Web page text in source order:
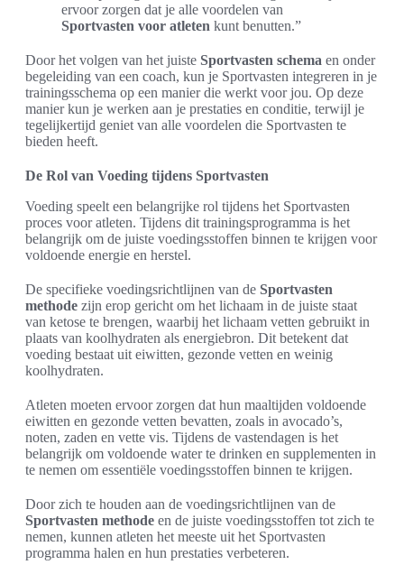
ervoor zorgen dat je alle voordelen van
Sportvasten voor atleten kunt benutten.”
Door het volgen van het juiste Sportvasten schema en onder
begeleiding van een coach, kun je Sportvasten integreren in je
trainingsschema op een manier die werkt voor jou. Op deze
manier kun je werken aan je prestaties en conditie, terwijl je
tegelijkertijd geniet van alle voordelen die Sportvasten te
bieden heeft.
De Rol van Voeding tijdens Sportvasten
Voeding speelt een belangrijke rol tijdens het Sportvasten
proces voor atleten. Tijdens dit trainingsprogramma is het
belangrijk om de juiste voedingsstoffen binnen te krijgen voor
voldoende energie en herstel.
De specifieke voedingsrichtlijnen van de Sportvasten
methode zijn erop gericht om het lichaam in de juiste staat
van ketose te brengen, waarbij het lichaam vetten gebruikt in
plaats van koolhydraten als energiebron. Dit betekent dat
voeding bestaat uit eiwitten, gezonde vetten en weinig
koolhydraten.
Atleten moeten ervoor zorgen dat hun maaltijden voldoende
eiwitten en gezonde vetten bevatten, zoals in avocado’s,
noten, zaden en vette vis. Tijdens de vastendagen is het
belangrijk om voldoende water te drinken en supplementen in
te nemen om essentiële voedingsstoffen binnen te krijgen.
Door zich te houden aan de voedingsrichtlijnen van de
Sportvasten methode en de juiste voedingsstoffen tot zich te
nemen, kunnen atleten het meeste uit het Sportvasten
programma halen en hun prestaties verbeteren.